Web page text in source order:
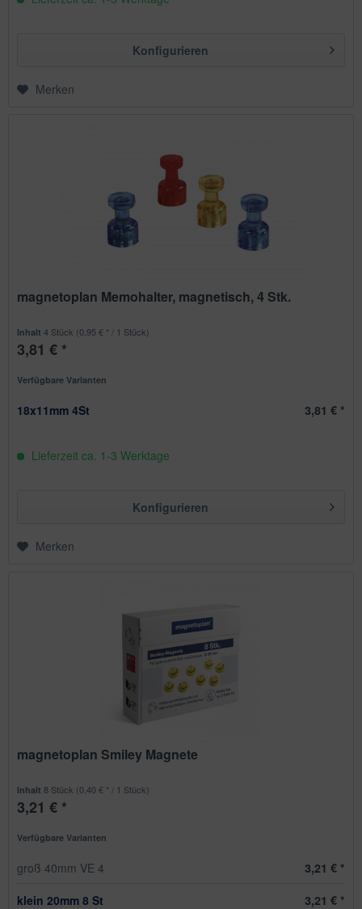
Konfigurieren
Merken
magnetoplan Memohalter, magnetisch, 4 Stk.
Inhalt4 Stück (0,95 € * / 1 Stück)
3,81 € *
Verfügbare Varianten
18x11mm 4St 3,81 € *
Lieferzeit ca. 1-3 Werktage
Konfigurieren
Merken
magnetoplan Smiley Magnete
Inhalt8 Stück (0,40 € * / 1 Stück)
3,21 € *
Verfügbare Varianten
groß 40mm VE 4
3,21 € *
klein 20mm 8 St
3,21 € *